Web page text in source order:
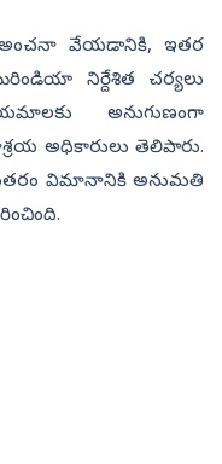
వేయడానికి, ఇతర
నిర్దేశిత చర్యలు
అనుగుణంగా
అధికారులు తెలిపారు.
విమానానికి అనుమతి